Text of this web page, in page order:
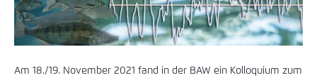
Am 18./19. November 2021 fand in der BAW ein Kolloquium zum